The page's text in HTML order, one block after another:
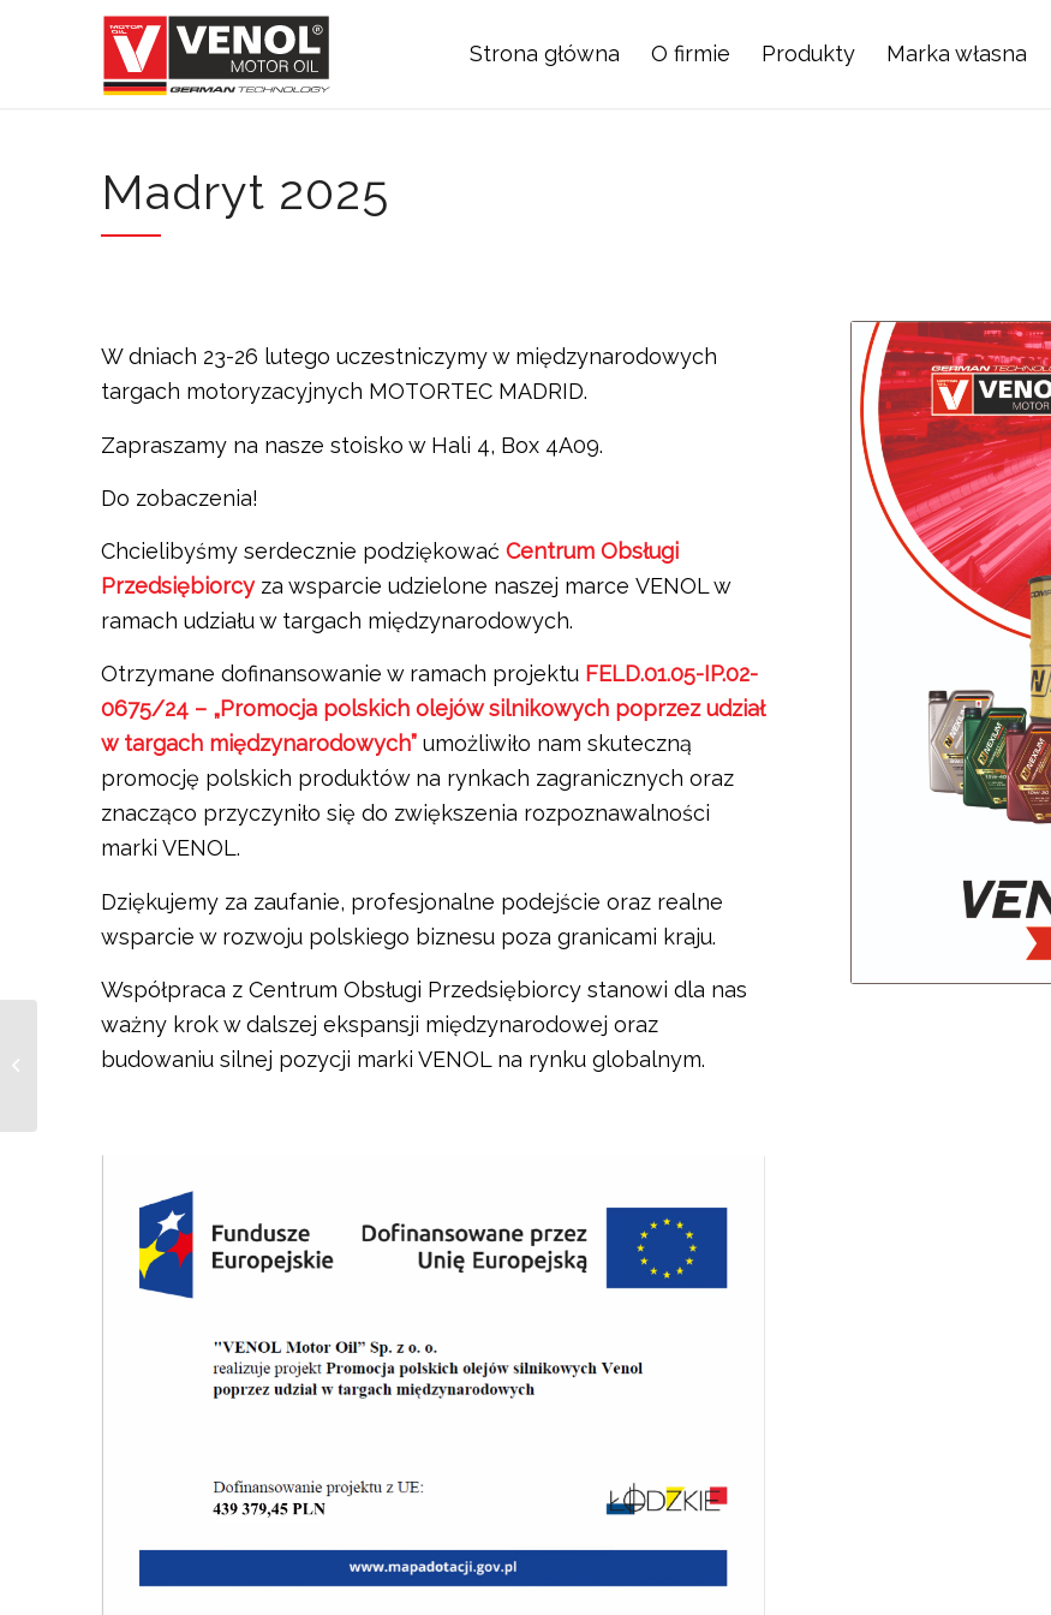
Strona główna O firmie Produkty Marka własna
Madryt 2025
W dniach 23-26 lutego uczestniczymy w międzynarodowych
targach motoryzacyjnych MOTORTEC MADRID.
Zapraszamy na nasze stoisko w Hali 4, Box 4A09.
Do zobaczenia!
Chcielibyśmy serdecznie podziękować Centrum Obsługi
Przedsiębiorcyza wsparcie udzielone naszej marce VENOL w
ramach udziału w targach międzynarodowych.
Otrzymane dofinansowanie w ramach projektu FELD.01.05-IP.02-
0675/24 – „Promocja polskich olejów silnikowych poprzez udział
w targach międzynarodowych”umożliwiło nam skuteczną
promocję polskich produktów na rynkach zagranicznych oraz
znacząco przyczyniło się do zwiększenia rozpoznawalności
marki VENOL.
Dziękujemy za zaufanie, profesjonalne podejście oraz realne
wsparcie w rozwoju polskiego biznesu poza granicami kraju.
Współpraca z Centrum Obsługi Przedsiębiorcy stanowi dla nas
ważny krok w dalszej ekspansji międzynarodowej oraz
budowaniu silnej pozycji marki VENOL na rynku globalnym.
Promocja polskiej
marki olejów